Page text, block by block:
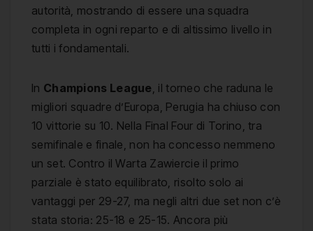
autorità, mostrando di essere una squadra
completa in ogni reparto e di altissimo livello in
tutti i fondamentali.
In Champions League, il torneo che raduna le
migliori squadre d’Europa, Perugia ha chiuso con
10 vittorie su 10. Nella Final Four di Torino, tra
semifinale e finale, non ha concesso nemmeno
un set. Contro il Warta Zawiercie il primo
parziale è stato equilibrato, risolto solo ai
vantaggi per 29-27, ma negli altri due set non c’è
stata storia: 25-18 e 25-15. Ancora più